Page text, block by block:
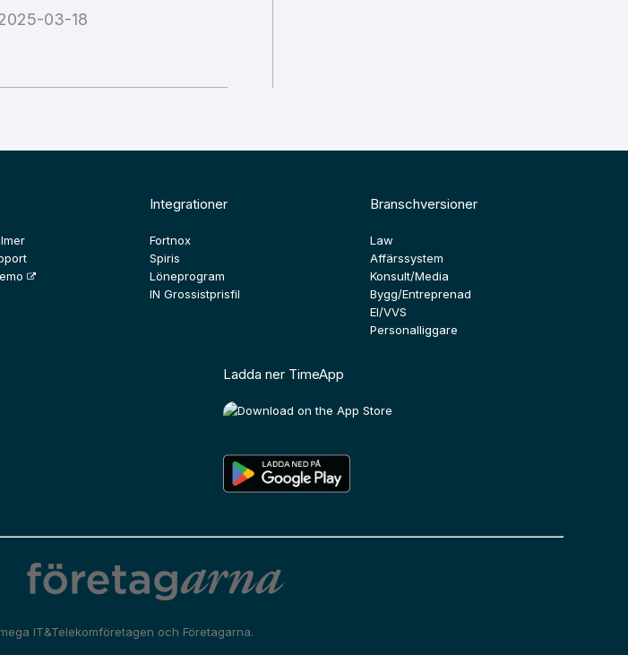
03-18
Integrationer
Fortnox
Spiris
Löneprogram
IN Grossistprisfil
Branschversioner
Law
Affärssystem
Konsult/Media
Bygg/Entreprenad
El/VVS
Personalliggare
Ladda ner TimeApp
IT&Telekomföretagen och Företagarna.